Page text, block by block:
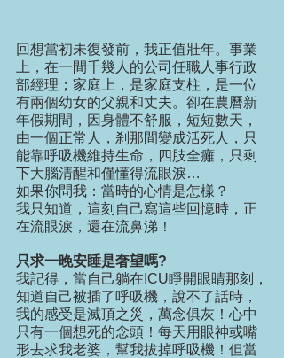
回想當初未復發前，我正值壯年。事業
上，在一間千幾人的公司任職人事行政
部經理；家庭上，是家庭支柱，是一位
有兩個幼女的父親和丈夫。卻在農曆新
年假期間，因身體不舒服，短短數天，
由一個正常人，刹那間變成活死人，只
能靠呼吸機維持生命，四肢全癱，只剩
下大腦清醒和僅懂得流眼淚…
如果你問我：當時的心情是怎樣？
我只知道，這刻自己寫這些回憶時，正
在流眼淚，還在流鼻涕！
只求一晚安睡是奢望嗎?
我記得，當自己躺在ICU睜開眼睛那刻，
知道自己被插了呼吸機，說不了話時，
我的感受是滅頂之災，萬念俱灰！心中
只有一個想死的念頭！每天用眼神或嘴
形去求我老婆，幫我拔掉呼吸機！但當